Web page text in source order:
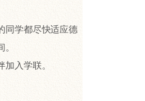
同学都尽快适应德
入学联。